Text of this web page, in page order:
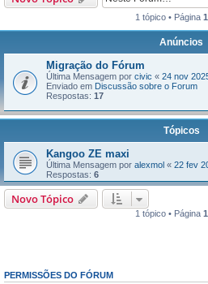
1 tópico • Página 1
Anúncios
Migração do Fórum
Última Mensagem por civic « 24 nov
Enviado em Discussão sobre o Forum
Respostas: 17
Tópicos
Kangoo ZE maxi
Última Mensagem por alexmol « 22 fev
Respostas: 6
Novo Tópico
1 tópico • Página 1
PERMISSÕES DO FÓRUM